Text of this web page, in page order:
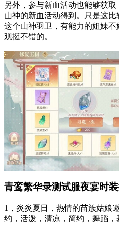
另外，参与新血活动也能够获
山神的新血活动得到。只是这
这个山神羽卫，有能力的姐妹
观挺不错的。
青鸾繁华录测试服夜宴时
1，炎炎夏日，热情的苗族姑娘
约，活泼，清凉，简约，舞蹈，